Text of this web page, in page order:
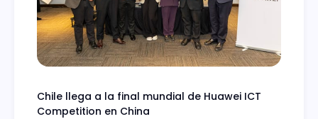
Chile llega a la final mundial de Huawei ICT
Competition en China